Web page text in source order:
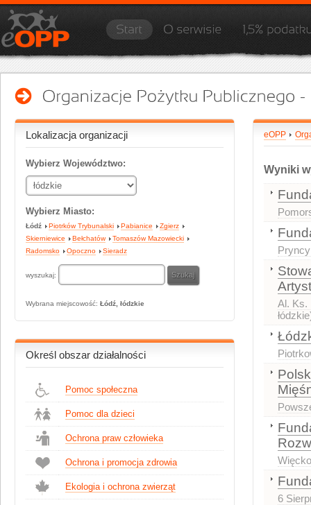
Lokalizacja organizacji
Wybierz Województwo:
Wybierz Miasto:
Łódź Piotrków Trybunalski Pabianice
Zgierz
Skierniewice
Bełchatów
Tomaszów Mazowiecki
Radomsko
Opoczno Sieradz
wyszukaj:
Wybrana miejscowość: Łódź, łódzkie
Określ obszar działalności
Pomoc społeczna
Pomoc dla dzieci
Ochrona praw człowieka
Ochrona i promocja zdrowia
Ekologia i ochrona zwierząt
eOPP
Wyniki
Al. Ks.
6